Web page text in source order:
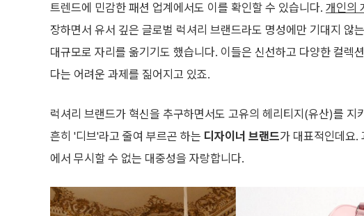
트렌드에 민감한 패션 업계에서도 이를 확인할 수 있습니다. 개인의
장하면서 유서 깊은 글로벌 럭셔리 브랜드라도 명성에만 기대지 않
대규모로 자리를 옮기기도 했습니다. 이들은 신선하고 다양한 컬렉
다는 어려운 과제를 짊어지고 있죠.
럭셔리 브랜드가 혁신을 추구하면서도 고유의 헤리티지(유산)를 지
흔히 '디브'라고 줄여 부르곤 하는 디자이너 브랜드가 대표적인데요.
에서 무시할 수 없는 대중성을 자랑합니다.